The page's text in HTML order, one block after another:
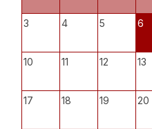
3 4 5 6
10 11 12 13
17 18 19 20